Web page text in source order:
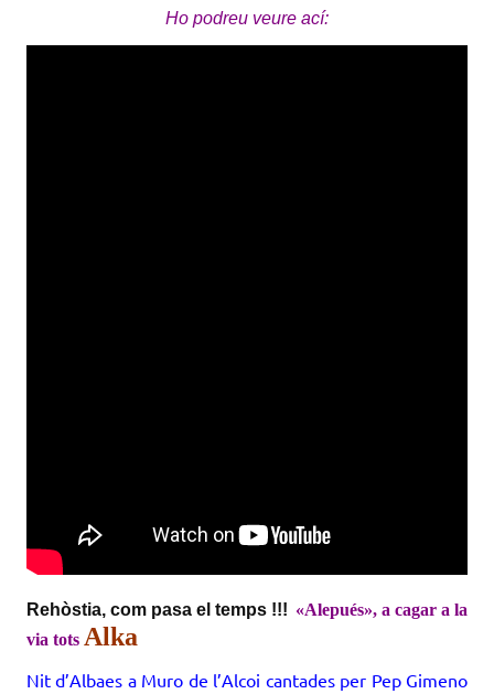
Ho podreu veure ací:
Rehòstia, com pasa el temps !!! «Alepués», a cagar a la
via tots Alka
Nit d’Albaes a Muro de l’Alcoi cantades per Pep Gimeno